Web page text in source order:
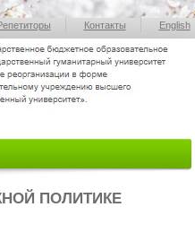
Контакты English
ПОЛИТИКЕ